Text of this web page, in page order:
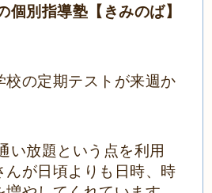
個別指導塾【きみのば】
校の定期テストが来週か
い放題という点を利用
んが日頃よりも日時、時